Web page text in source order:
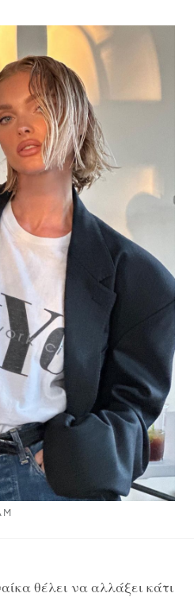
θέλει να αλλάξει κάτι